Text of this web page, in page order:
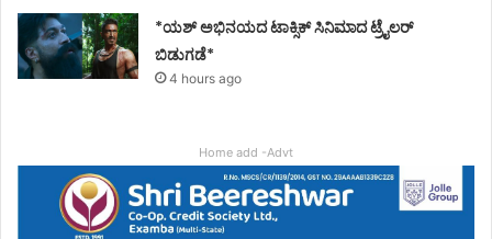
*ಯಶ್ ಅಭಿನಯದ ಟಾಕ್ಸಿಕ್ ಸಿನಿಮಾದ ಟ್ರೈಲರ್
ಬಿಡುಗಡೆ*
4 hours ago
Home add -Advt